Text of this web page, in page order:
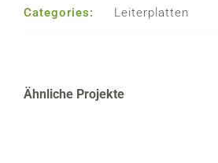
Categories: Leiterplatten
Ähnliche Projekte